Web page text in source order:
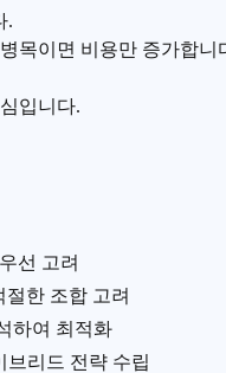
.
목이면 비용만 증가합니
입니다.
선 고려
한 조합 고려
하여 최적화
브리드 전략 수립